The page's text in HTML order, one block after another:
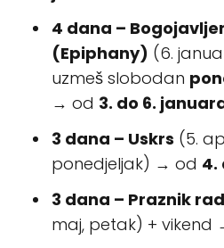
4 dana –
(Epiphany) (6.
uzmeš slobodan
→ od 3. do 6.
3 dana – Uskrs (5.
ponedjeljak) → od 4.
3 dana – Praznik
maj, petak) + vikend